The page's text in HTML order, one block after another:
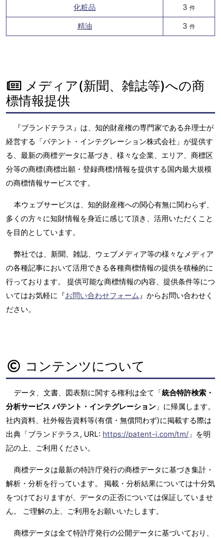
化粧品 3 件
精油 3 件
メディア(新聞、雑誌等)への商
標情報提供
『ブランドテラス』は、知的財産権の専門家である弁理士が
経営する「パテント・インテグレーション株式会社」が提供す
る、最新の商標データに基づき、様々な企業、エリア、商標区
分等の商標(商標出願・登録商標)情報を提供する国内最大規模
の商標情報サービスです。
本ウェブサービスは、知的財産権への関心有無に関わらず、
多くの方々に知財情報を身近に感じて頂き、活用いただくこと
を目的としています。
弊社では、新聞、雑誌、ウェブメディア等の様々なメディア
の各種記事において活用できる各種商標情報の提供を積極的に
行っております。 提供可能な商標情報の内容、提供条件等につ
いてはお気軽に『お問い合わせフォーム 』からお問い合わせく
ださい。
コンテンツについて
データ、文書、図表類に関する権利は全て「統合特許検索・
分析サービス パテント・インテグレーション 」に帰属します。
社内資料、社外報告資料等(有償・無償問わず)に掲載する際は
出典「ブランドテラス, URL: https://patent-i.com/tm/ 」を明
記の上、ご利用ください。
商標データは最新の特許庁発行の商標データに基づき集計・
解析・分析を行っています。 掲載・分析結果については十分気
をつけておりますが、データの正否については保証していませ
ん。 ご理解の上、ご利用をお願いいたします。
商標データは全て特許庁発行の公開データに基づいており、